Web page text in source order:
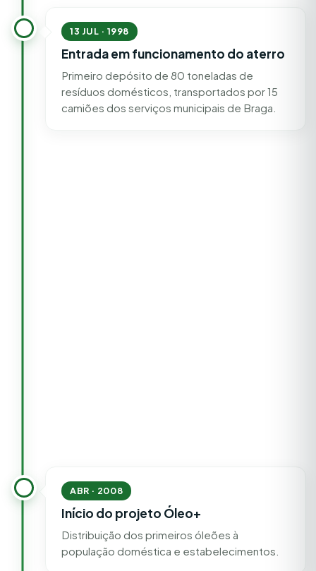
13 JUL · 1998
Entrada em funcionamento do aterro
Primeiro depósito de 80 toneladas de
resíduos domésticos, transportados por 15
camiões dos serviços municipais de Braga.
ABR · 2008
Início do projeto Óleo+
Distribuição dos primeiros óleões à
população doméstica e estabelecimentos.